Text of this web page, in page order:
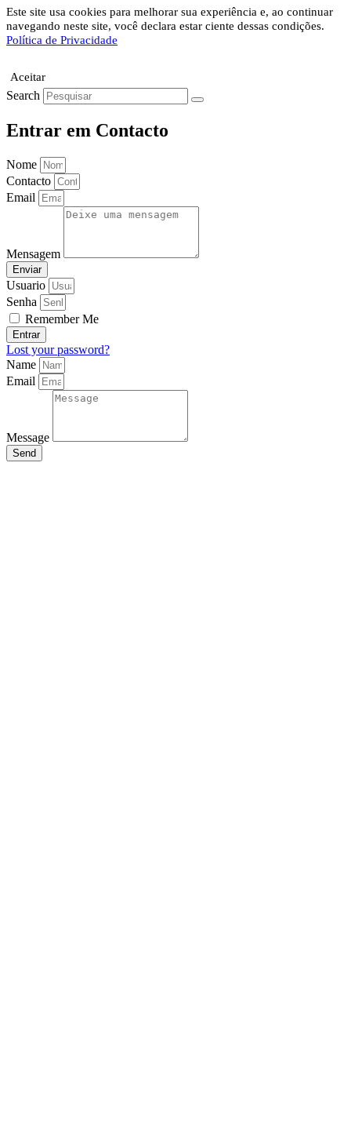
Este site usa cookies para melhorar sua experiência e, ao continuar
navegando neste site, você declara estar ciente dessas condições.
Política de Privacidade
Aceitar
Search
Entrar em Contacto
Nome
Contacto
Email
Mensagem
Enviar
Usuario
Senha
Remember Me
Entrar
Lost your password?
Name
Email
Message
Send